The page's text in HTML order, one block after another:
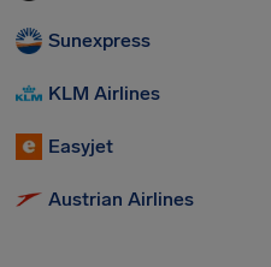
Sunexpress
KLM Airlines
Easyjet
Austrian Airlines